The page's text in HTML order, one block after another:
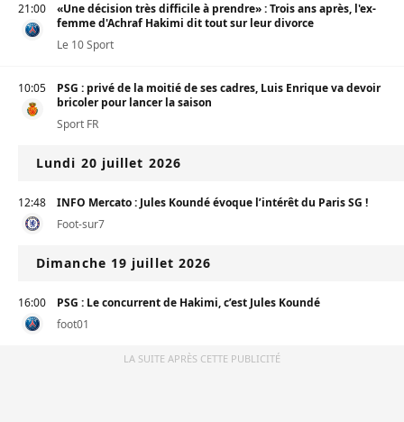
21:00
«Une décision très difficile à prendre» : Trois ans après, l'ex-
femme d'Achraf Hakimi dit tout sur leur divorce
Le 10 Sport
10:05
PSG : privé de la moitié de ses cadres, Luis Enrique va devoir
bricoler pour lancer la saison
Sport FR
Lundi 20 juillet 2026
12:48
INFO Mercato : Jules Koundé évoque l’intérêt du Paris SG !
Foot-sur7
Dimanche 19 juillet 2026
16:00
PSG : Le concurrent de Hakimi, c’est Jules Koundé
foot01
LA SUITE APRÈS CETTE PUBLICITÉ